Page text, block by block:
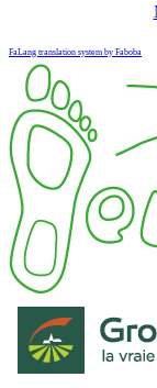
FaLang translation system by Faboba